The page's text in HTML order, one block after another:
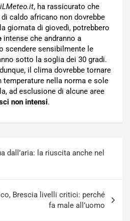
iLMeteo.it, ha rassicurato che
caldo africano non dovrebbe
giornata di giovedì, potrebbero
intense che andranno a
scendere sensibilmente le
sotto la soglia dei 30 gradi.
il clima dovrebbe tornare
nella norma e sole
ad esclusione di alcune aree
non intensi.
dall’aria: la riuscita anche nel
Brescia livelli critici: perché
fa male all’uomo